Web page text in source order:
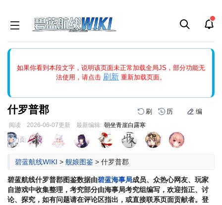
如果你看到本段文字，说明该页面未正常加载全局JS，部分功能无
法使用，请点击 刷新 重新加载页面。
能中的刷新按钮清除页面缓存并刷新，如果还有问题，请多尝试几
什罗普郡 刷 历 编
阅读 2026-06-07更新 最新编辑: 朝坐青崖白露寒
跳
到
跳
到
页面贡献者 :
碧蓝航线WIKI > 舰娘图鉴 > 什罗普郡
碧蓝航线什罗普郡图鉴数据由碧蓝海事局成员、众热心网友、玩家
自游戏中收集整理，考究部分由海事局考究组编写，欢迎指正、讨
论、探究，如有问题请在评论区指出，或直接联系页面贡献者。登